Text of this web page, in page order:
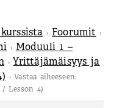
› Foorumit ›
› Moduuli 1 –
› Yrittäjämäisyys ja
› Vastaa aiheeseen:
Lesson 4)